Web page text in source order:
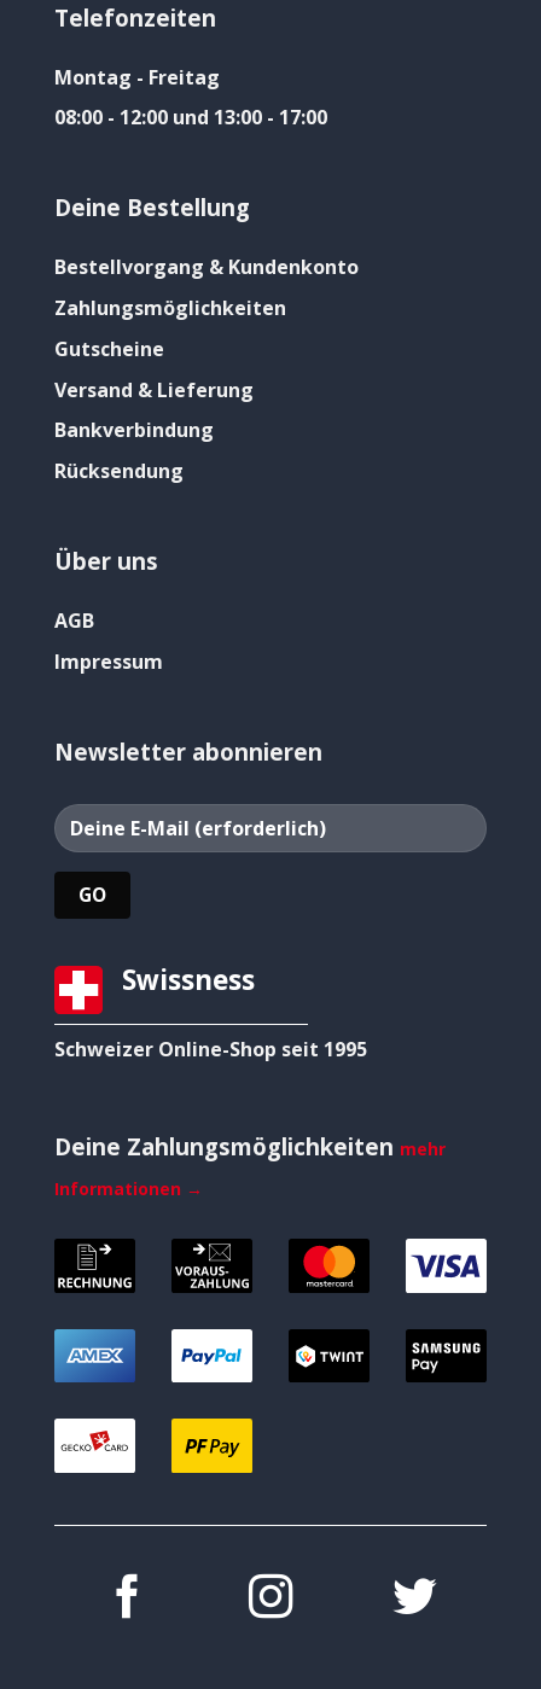
Telefonzeiten
Montag - Freitag
08:00 - 12:00 und 13:00 - 17:00
Deine Bestellung
Bestellvorgang & Kundenkonto
Zahlungsmöglichkeiten
Gutscheine
Versand & Lieferung
Bankverbindung
Rücksendung
Über uns
AGB
Impressum
Newsletter abonnieren
Swissness
Schweizer Online-Shop seit 1995
Deine Zahlungsmöglichkeiten mehr
Informationen →